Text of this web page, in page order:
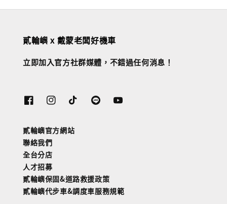
貳輪嶼 x 戴蒙老闆好機車
立即加入官方社群媒體，不錯過任何消息！
貳輪嶼官方網站
聯絡我們
全台分店
人才招募
貳輪嶼保固&道路救援政策
貳輪嶼代步車&調度車服務規範